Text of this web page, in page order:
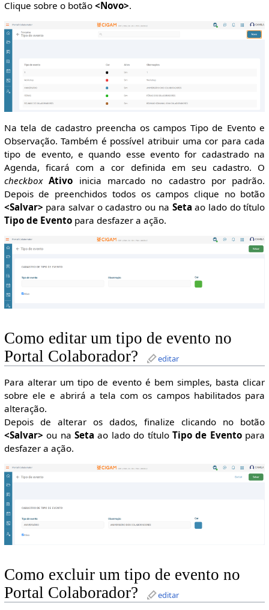
Clique sobre o botão <Novo>.
Na tela de cadastro preencha os campos Tipo de Evento e
Observação. Também é possível atribuir uma cor para cada
tipo de evento, e quando esse evento for cadastrado na
Agenda, ficará com a cor definida em seu cadastro. O
checkbox Ativo inicia marcado no cadastro por padrão.
Depois de preenchidos todos os campos clique no botão
<Salvar> para salvar o cadastro ou na Seta ao lado do título
Tipo de Eventopara desfazer a ação.
Como editar um tipo de evento no
Portal Colaborador?
editar
Para alterar um tipo de evento é bem simples, basta clicar
sobre ele e abrirá a tela com os campos habilitados para
alteração.
Depois de alterar os dados, finalize clicando no botão
<Salvar> ou naSeta ao lado do título Tipo de Eventopara
desfazer a ação.
Como excluir um tipo de evento no
Portal Colaborador?
editar